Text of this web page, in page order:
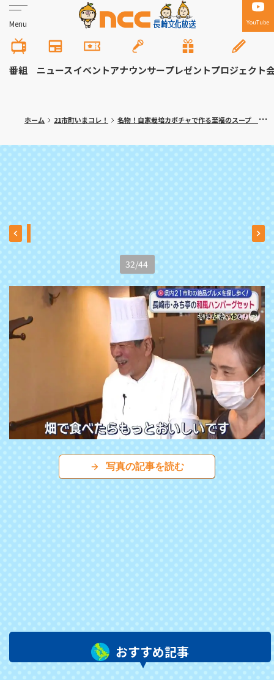
Menu YouTube
番組 ニュースイベントアナウンサープレゼントプロジェクト
ホーム 21市町いまコレ！ 名物！自家栽培カボチャで作る至福のスープ 長崎市「みち亭」満腹記者㉓
32/44
写真の記事を読む
おすすめ記事